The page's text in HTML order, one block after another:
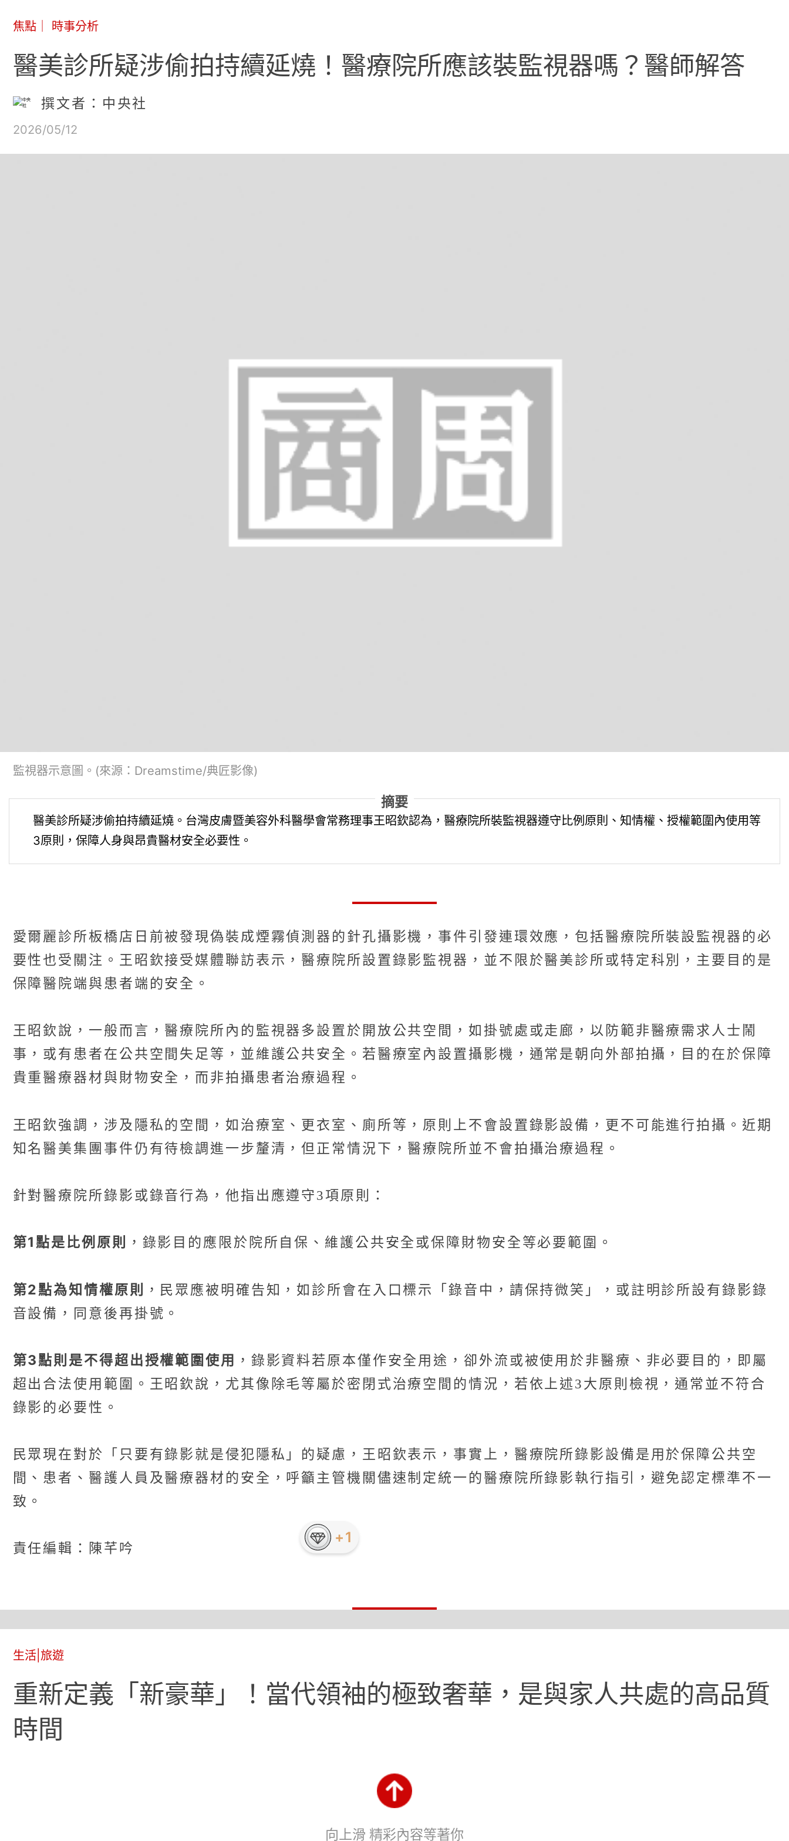
焦點｜ 時事分析
醫美診所疑涉偷拍持續延燒！醫療院所應該裝監視器嗎？醫師解答
撰文者：中央社
2026/05/12
監視器示意圖。(來源：Dreamstime/典匠影像)
摘要
醫美診所疑涉偷拍持續延燒。台灣皮膚暨美容外科醫學會常務理事王昭欽認為，醫療院所裝監視器遵守比例原則、知情權、授權範圍內使用等
3原則，保障人身與昂貴醫材安全必要性。
愛爾麗診所板橋店日前被發現偽裝成煙霧偵測器的針孔攝影機，事件引發連環效應，包括醫療院所裝設監視器的必
要性也受關注。王昭欽接受媒體聯訪表示，醫療院所設置錄影監視器，並不限於醫美診所或特定科別，主要目的是
保障醫院端與患者端的安全。
王昭欽說，一般而言，醫療院所內的監視器多設置於開放公共空間，如掛號處或走廊，以防範非醫療需求人士鬧
事，或有患者在公共空間失足等，並維護公共安全。若醫療室內設置攝影機，通常是朝向外部拍攝，目的在於保障
貴重醫療器材與財物安全，而非拍攝患者治療過程。
王昭欽強調，涉及隱私的空間，如治療室、更衣室、廁所等，原則上不會設置錄影設備，更不可能進行拍攝。近期
知名醫美集團事件仍有待檢調進一步釐清，但正常情況下，醫療院所並不會拍攝治療過程。
針對醫療院所錄影或錄音行為，他指出應遵守3項原則：
第1點是比例原則 ，錄影目的應限於院所自保、維護公共安全或保障財物安全等必要範圍。
第2點為知情權原則
，民眾應被明確告知，如診所會在入口標示「錄音中，請保持微笑」，或註明診所設有錄影錄
音設備，同意後再掛號。
第3點則是不得超出授權範圍使用
，錄影資料若原本僅作安全用途，卻外流或被使用於非醫療、非必要目的，即屬
超出合法使用範圍。王昭欽說，尤其像除毛等屬於密閉式治療空間的情況，若依上述3大原則檢視，通常並不符合
錄影的必要性。
民眾現在對於「只要有錄影就是侵犯隱私」的疑慮，王昭欽表示，事實上，醫療院所錄影設備是用於保障公共空
間、患者、醫護人員及醫療器材的安全，呼籲主管機關儘速制定統一的醫療院所錄影執行指引，避免認定標準不一
致。
責任編輯：陳芊吟
生活| 旅遊
重新定義「新豪華」！當代領袖的極致奢華，是與家人共處的高品質
時間
向上滑 精彩內容等著你